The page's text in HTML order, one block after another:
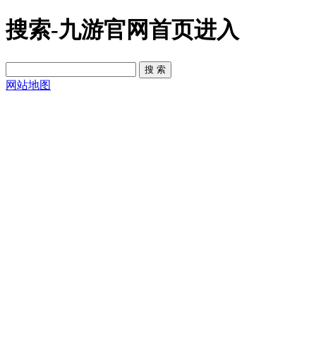
搜索-九游官网首页进入
网站地图